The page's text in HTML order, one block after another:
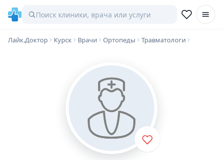
Лайк.Доктор Курск Врачи Ортопеды Травматологи